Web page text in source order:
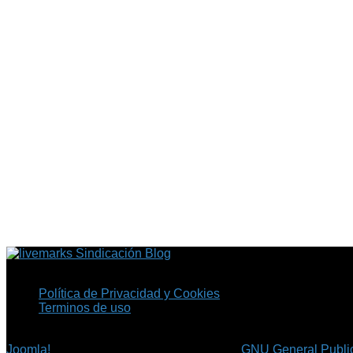
Sindicación Blog
Política de Privacidad y Cookies
Terminos de uso
Joomla!
GNU General